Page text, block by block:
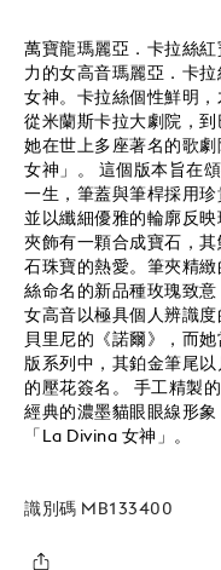
萬寶龍瑪麗亞．卡拉絲
力的女高音瑪麗亞．卡
女神。卡拉絲個性鮮明，
從米蘭斯卡拉大劇院，到
她在世上多座著名的歌
女神」。 這個版本旨在
一生，筆蓋與筆桿採用珍
並以纖細優雅的輪廓反
夾飾有一顆合成寶石，
石珠寶的熱愛。筆夾精
絲命名的新品種玫瑰致
女高音以極具個人辨識
貝里尼的《諾爾》，而
版系列中，其鉑金筆尾
的壓花簽名。 手工精製
經典的濃墨貓眼眼線形
「La Divina 女神」。
識別碼 MB133400